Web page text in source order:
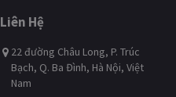
Liên Hệ
22 đường Châu Long, P. Trúc
Bạch, Q. Ba Đình, Hà Nội, Việt
Nam